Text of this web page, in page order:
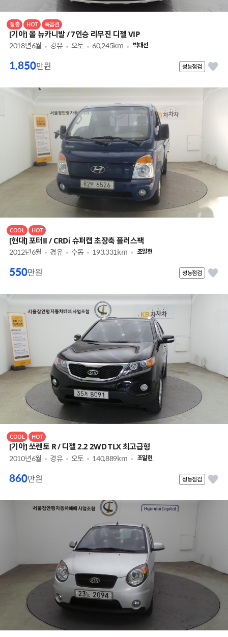
절충 HOT 특옵션
[기아] 올 뉴카니발 / 7인승 리무진 디젤 VIP
2018년6월 경유 오토 60,245km 박대선
성능점검
1,850만원
COOL HOT
[현대] 포터II / CRDi 슈퍼캡 초장축 플러스팩
2012년6월 경유 수동 193,331km 조일현
성능점검
550만원
COOL HOT
[기아] 쏘렌토 R / 디젤 2.2 2WD TLX 최고급형
2010년6월 경유 오토 140,889km 조일현
성능점검
860만원